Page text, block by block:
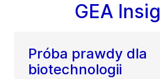
GEA
Próba prawdy dla
biotechnologii